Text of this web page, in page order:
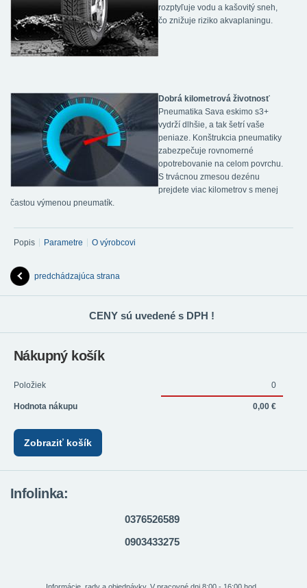
rozptyľuje vodu a kašovitý sneh,
čo znižuje riziko akvaplaningu.
Dobrá kilometrová životnosť
Pneumatika Sava eskimo s3+
vydrží dlhšie, a tak šetrí vaše
peniaze. Konštrukcia pneumatiky
zabezpečuje rovnomerné
opotrebovanie na celom povrchu.
S trvácnou zmesou dezénu
prejdete viac kilometrov s menej
častou výmenou pneumatík.
Popis Parametre O výrobcovi
predchádzajúca strana
CENY sú uvedené s DPH !
Nákupný košík
Položiek 0
Hodnota nákupu 0,00 €
Zobraziť košík
Infolinka:
0376526589
0903433275